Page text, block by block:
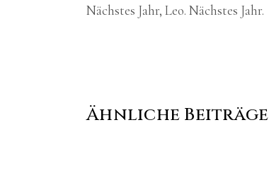
Nächstes Jahr, Leo. Nächstes Jahr.
Ähnliche Beiträge